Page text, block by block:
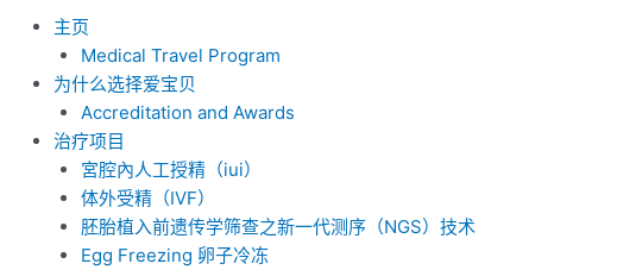
主页
Medical Travel Program
为什么选择爱宝贝
Accreditation and Awards
治疗项目
宮腔內人工授精（iui）
体外受精（IVF）
胚胎植入前遗传学筛查之新一代测序（NGS）技术
Egg Freezing 卵子冷冻